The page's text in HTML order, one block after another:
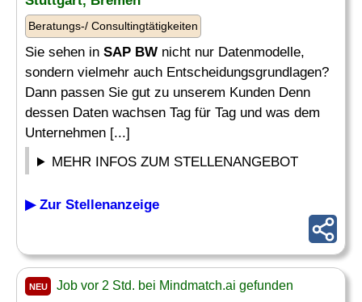
Beratungs-/ Consultingtätigkeiten
Sie sehen in SAP BW nicht nur Datenmodelle,
sondern vielmehr auch Entscheidungsgrundlagen?
Dann passen Sie gut zu unserem Kunden Denn
dessen Daten wachsen Tag für Tag und was dem
Unternehmen [...]
MEHR INFOS ZUM STELLENANGEBOT
▶ Zur Stellenanzeige
NEU Job vor 2 Std. bei Mindmatch.ai gefunden